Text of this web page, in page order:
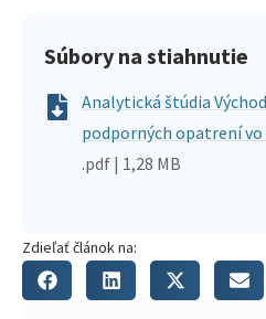
Súbory na stiahnutie
Analytická štúdia
podporných opatrení vo
.pdf | 1,28 MB
Zdieľať článok na: